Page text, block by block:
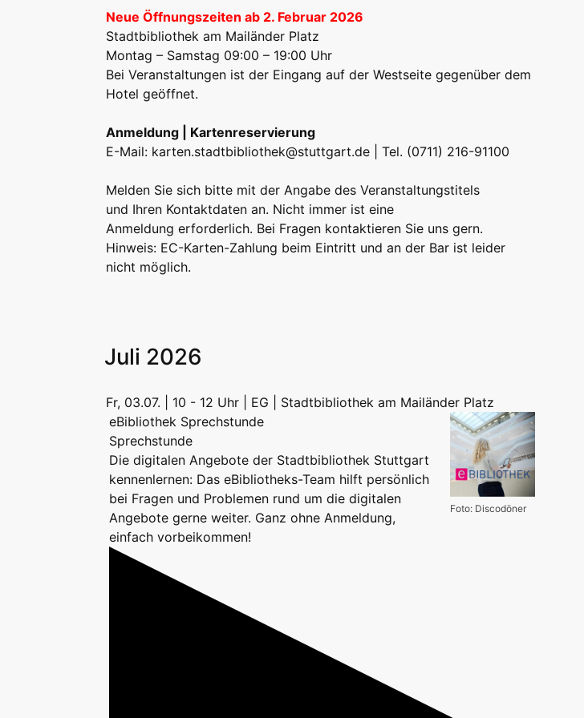
Neue Öffnungszeiten ab 2. Februar 2026
Stadtbibliothek am Mailänder Platz
Montag – Samstag 09:00 – 19:00 Uhr
Bei Veranstaltungen ist der Eingang auf der Westseite gegenüber dem
Hotel geöffnet.
Anmeldung | Kartenreservierung
E-Mail: karten.stadtbibliothek@stuttgart.de| Tel. (0711) 216-91100
Melden Sie sich bitte mit der Angabe des Veranstaltungstitels
und Ihren Kontaktdaten an. Nicht immer ist eine
Anmeldung erforderlich. Bei Fragen kontaktieren Sie uns gern.
Hinweis: EC-Karten-Zahlung beim Eintritt und an der Bar ist leider
nicht möglich.
Juli 2026
Fr, 03.07. | 10 - 12 Uhr | EG | Stadtbibliothek am Mailänder Platz
Foto: Discodöner
eBibliothek Sprechstunde
Sprechstunde
Die digitalen Angebote der Stadtbibliothek Stuttgart
kennenlernen: Das eBibliotheks-Team hilft persönlich
bei Fragen und Problemen rund um die digitalen
Angebote gerne weiter. Ganz ohne Anmeldung,
einfach vorbeikommen!